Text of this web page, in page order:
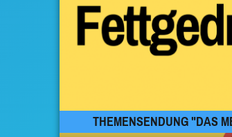
THEMENSENDUNG "DAS